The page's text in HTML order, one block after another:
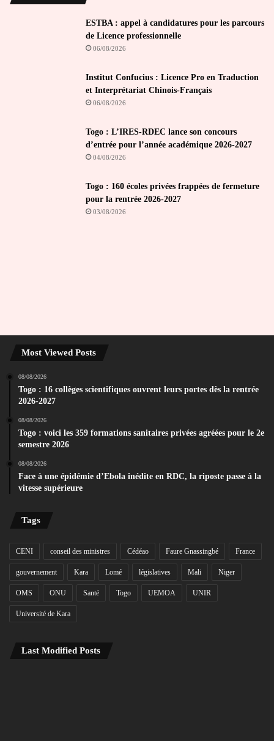
ESTBA : appel à candidatures pour les parcours
de Licence professionnelle
06/08/2026
Institut Confucius : Licence Pro en Traduction
et Interprétariat Chinois-Français
06/08/2026
Togo : L’IRES-RDEC lance son concours
d’entrée pour l’année académique 2026-2027
04/08/2026
Togo : 160 écoles privées frappées de fermeture
pour la rentrée 2026-2027
03/08/2026
Most Viewed Posts
08/08/2026
Togo : 16 collèges scientifiques ouvrent leurs portes dès la rentrée
2026-2027
08/08/2026
Togo : voici les 359 formations sanitaires privées agréées pour le 2e
semestre 2026
08/08/2026
Face à une épidémie d’Ebola inédite en RDC, la riposte passe à la
vitesse supérieure
Tags
CENI conseil des ministres Cédéao Faure Gnassingbé France
gouvernement Kara Lomé législatives Mali Niger
OMS ONU Santé Togo UEMOA UNIR
Université de Kara
Last Modified Posts